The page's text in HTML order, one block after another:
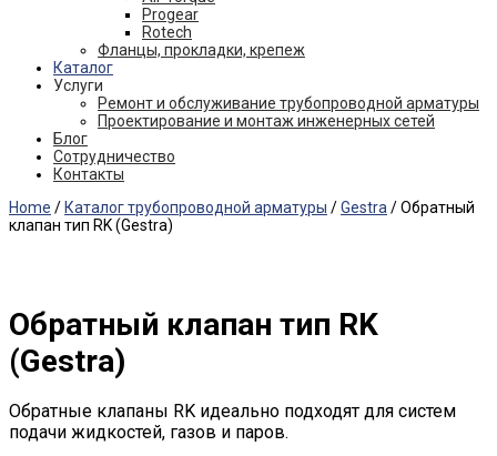
Progear
Rotech
Фланцы, прокладки, крепеж
Каталог
Услуги
Ремонт и обслуживание трубопроводной арматуры
Проектирование и монтаж инженерных сетей
Блог
Сотрудничество
Контакты
Home / Каталог трубопроводной арматуры /Gestra / Обратный
клапан тип RK (Gestra)
Обратный клапан тип RK
(Gestra)
Обратные клапаны RK идеально подходят для систем
подачи жидкостей, газов и паров.